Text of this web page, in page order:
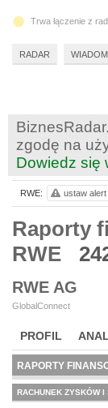
zgodę na
Dowiedz się
Raporty
RWE
RWE AG
GlobalConnect
PROFIL
BR LAB
RAPORTY
RACHUNEK ZYSKÓW I
RWE: ustaw alert
255
Trwa łączenie z
RADAR